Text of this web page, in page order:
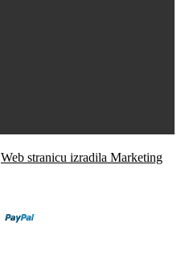
Web stranicu izradila Marketing